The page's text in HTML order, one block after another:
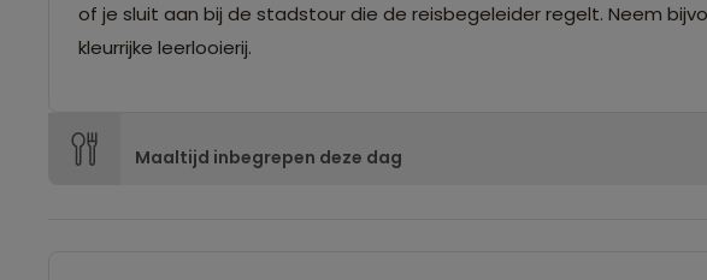
of je sluit aan bij de stadstour die de reisbegeleider regelt. Neem
kleurrijke leerlooierij.
Maaltijd inbegrepen deze dag